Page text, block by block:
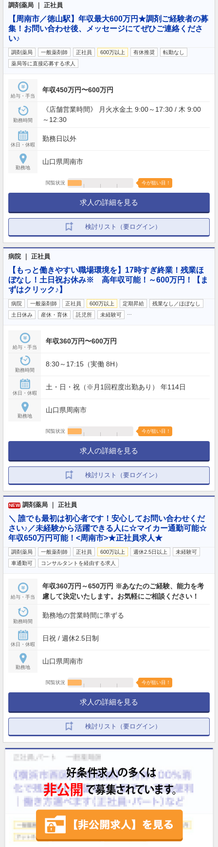
調剤薬局 ｜ 正社員
【周南市／徳山駅】年収最大600万円★調剤ご経験者の募
集！お問い合わせ後、メッセージにてぜひご連絡くださ
い♪
調剤薬局 一般薬剤師 正社員 600万以上 有休推奨
転勤なし
薬局等に直接応募する求人
給与・手当
年収450万円〜600万円
勤務時間
《店舗営業時間》 月火水金土 9:00～17:30 / 木 9:00
～12:30
休日・休暇
勤務日以外
勤務地
山口県周南市
閲覧状況 今が狙い目！
求人の詳細を見る
検討リスト（要ログイン）
病院 ｜ 正社員
【もっと働きやすい職場環境を】17時すぎ終業！残業ほ
ぼなし！土日祝お休み※ 高年収可能！～600万円！【ま
ずはクリック♪】
病院 一般薬剤師 正社員 600万以上 定期昇給
残業なし／ほぼなし
土日休み
産休・育休 託児所 未経験可
給与・手当
年収360万円〜600万円
勤務時間
8:30～17:15（実働 8H）
休日・休暇
土・日・祝（※月1回程度出勤あり） 年114日
勤務地
山口県周南市
閲覧状況 今が狙い目！
求人の詳細を見る
検討リスト（要ログイン）
NEW 調剤薬局 ｜ 正社員
＼ 誰でも最初は初心者です！安心してお問い合わせくだ
さい♪／未経験から活躍できる人に☆マイカー通勤可能☆
年収650万円可能！<周南市>★正社員求人★
調剤薬局 一般薬剤師 正社員 600万以上 週休2.5日以上
未経験可
車通勤可
コンサルタントを経由する求人
給与・手当
年収360万円～650万円 ※あなたのご経験、能力を考
慮して決定いたします。お気軽にご相談ください！
勤務時間
勤務地の営業時間に準ずる
休日・休暇
日祝 / 週休2.5日制
勤務地
山口県周南市
閲覧状況 今が狙い目！
求人の詳細を見る
検討リスト（要ログイン）